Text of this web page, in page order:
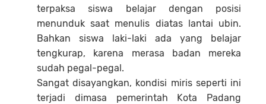
terpaksa siswa belajar dengan posisi
menunduk saat menulis diatas lantai ubin.
Bahkan siswa laki-laki ada yang belajar
tengkurap, karena merasa badan mereka
sudah pegal-pegal.
Sangat disayangkan, kondisi miris seperti ini
terjadi dimasa pemerintah Kota Padang